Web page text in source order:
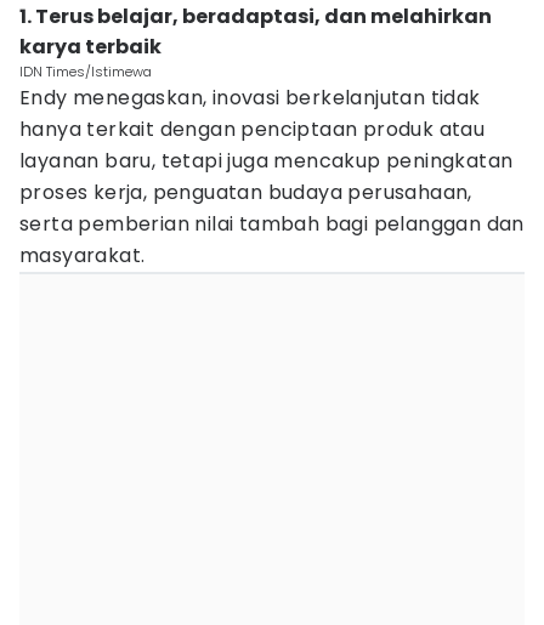
1. Terus belajar, beradaptasi, dan melahirkan
karya terbaik
IDN Times/Istimewa
Endy menegaskan, inovasi berkelanjutan tidak
hanya terkait dengan penciptaan produk atau
layanan baru, tetapi juga mencakup peningkatan
proses kerja, penguatan budaya perusahaan,
serta pemberian nilai tambah bagi pelanggan dan
masyarakat.